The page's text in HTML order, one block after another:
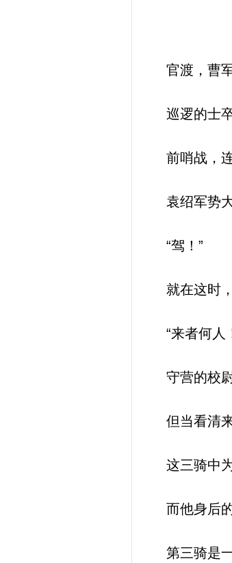
官渡，曹军
巡逻的士卒
前哨战，连
袁绍军势大
“驾！”
就在这时，
“来者何人
守营的校尉
但当看清来
这三骑中为
而他身后的
第三骑是一